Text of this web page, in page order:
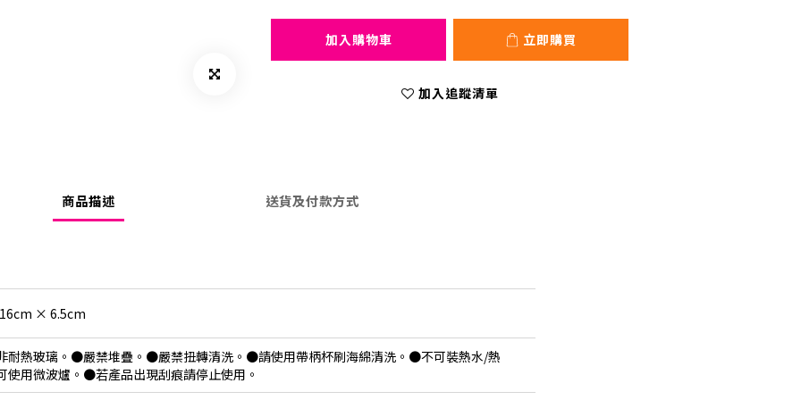
加入購物車 立即購買
加入追蹤清單
商品描述 送貨及付款方式
× 6.5cm
耐熱玻璃。●嚴禁堆疊。●嚴禁扭轉清洗。●請使用帶柄杯刷海綿清洗。●不可裝熱水/熱
用微波爐。●若產品出現刮痕請停止使用。